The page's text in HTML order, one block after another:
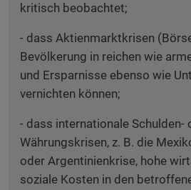
kritisch beobachtet;
- dass Aktienmarktkrisen
Bevölkerung in reichen wie
und Ersparnisse ebenso wie
vernichten können;
- dass internationale Schulden-
Währungskrisen, z. B. die
oder Argentinienkrise, hohe
soziale Kosten in den